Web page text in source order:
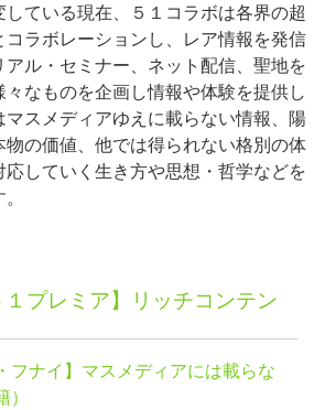
ている現在、５１コラボは各界の超
コラボレーションし、レア情報を発信
ル・セミナー、ネット配信、聖地を
なものを企画し情報や体験を提供し
マスメディアゆえに載らない情報、陽
の価値、他では得られない格別の体
していく生き方や思想・哲学などを
プレミア】リッチコンテン
フナイ】マスメディアには載らな